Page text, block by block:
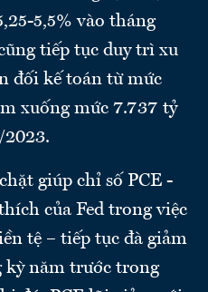
5,5% vào tháng
tiếp tục duy trì xu
đối kế toán từ mức
xuống mức 7.737 tỷ
2023.
giúp chỉ số PCE -
của Fed trong việc
tệ – tiếp tục đà giảm
kỳ năm trước trong